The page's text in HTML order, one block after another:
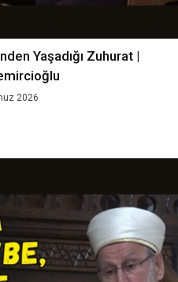
Yaşadığı Zuhurat |
2026